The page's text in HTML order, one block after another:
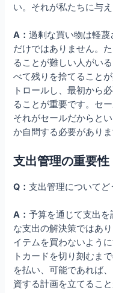
い。それが私たちに与
A：過剰な買い物は軽
だけではありません。
ることが難しい人がい
べて残りを捨てること
トロールし、最初から
ることが重要です。セ
それがセールだからと
か自問する必要がありま
支出管理の重要性
Q：支出管理についてど
A：予算を通じて支出
な支出の解決策ではあ
イテムを買わないよう
トカードを切り刻むま
を払い、可能であれば
資する計画を立てること